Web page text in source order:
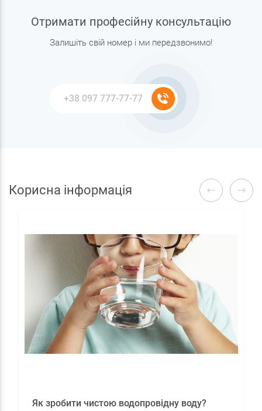
Отримати професійну консультацію
Залишіть свій номер і ми передзвонимо!
Корисна інформація
Як зробити чистою водопровідну воду?